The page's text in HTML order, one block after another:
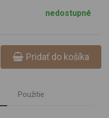
nedostupné
Pridať do košíka
Použitie